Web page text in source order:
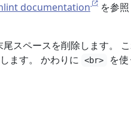
documentation
を参
スペースを削除します。
ます。 かわりに <br>
を